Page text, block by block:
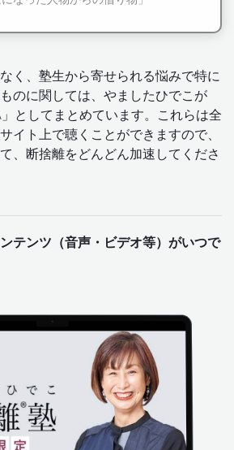
く、塾生から寄せられる悩みで特に
のに関しては、やましたひでこが
」としてまとめています。これらは全
イト上で聴くことができますので、
、断捨離をどんどん加速してくださ
テンツ（音声・ビデオ等）がいつで